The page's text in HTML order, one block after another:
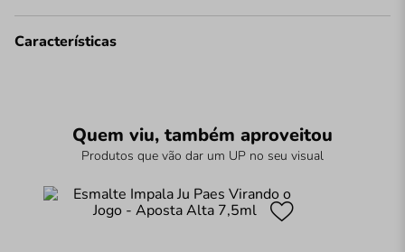
Características
Quem viu, também aproveitou
Produtos que vão dar um UP no seu visual